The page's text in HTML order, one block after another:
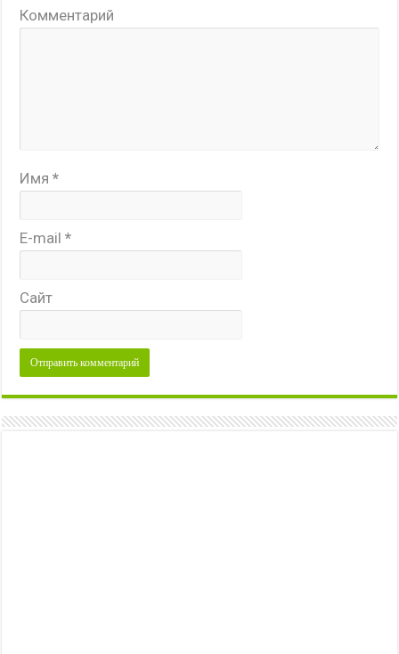
Комментарий
Имя*
E-mail*
Сайт